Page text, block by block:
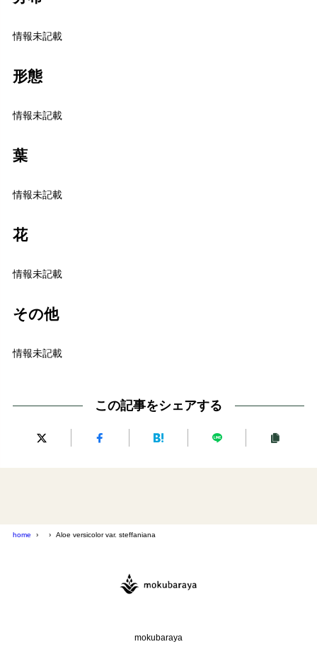
情報未記載
形態
情報未記載
葉
情報未記載
花
情報未記載
その他
情報未記載
この記事をシェアする
home Aloe versicolor var. steffaniana
mokubaraya